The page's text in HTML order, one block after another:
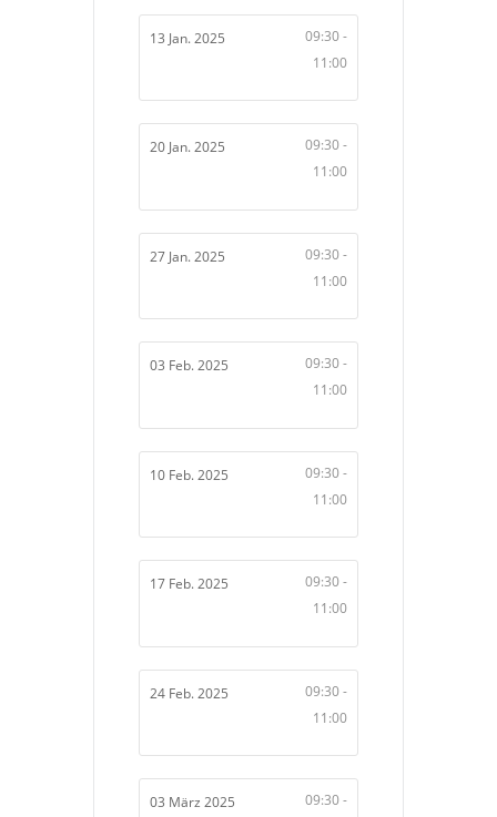
13 Jan. 2025
09:30 -
11:00
20 Jan. 2025
09:30 -
11:00
27 Jan. 2025
09:30 -
11:00
03 Feb. 2025
09:30 -
11:00
10 Feb. 2025
09:30 -
11:00
17 Feb. 2025
09:30 -
11:00
24 Feb. 2025
09:30 -
11:00
03 März 2025
09:30 -